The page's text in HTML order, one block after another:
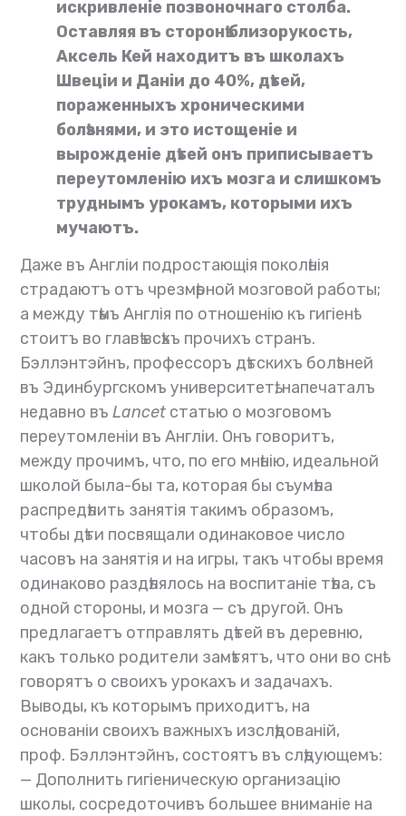
искривленіе позвоночнаго столба.
Оставляя въ сторонѣ близорукость,
Аксель Кей находитъ въ школахъ
Швеціи и Даніи до 40%, дѣтей,
пораженныхъ хроническими
болѣзнями, и это истощеніе и
вырожденіе дѣтей онъ приписываетъ
переутомленію ихъ мозга и слишкомъ
труднымъ урокамъ, которыми ихъ
мучаютъ.
Даже въ Англіи подростающія поколѣнія
страдаютъ отъ чрезмѣрной мозговой работы;
а между тѣмъ Англія по отношенію къ гигіенѣ
стоитъ во главѣ всѣхъ прочихъ странъ.
Бэллэнтэйнъ, профессоръ дѣтскихъ болѣзней
въ Эдинбургскомъ университетѣ, напечаталъ
недавно въLancet статью о мозговомъ
переутомленіи въ Англіи. Онъ говоритъ,
между прочимъ, что, по его мнѣнію, идеальной
школой была-бы та, которая бы съумѣла
распредѣлить занятія такимъ образомъ,
чтобы дѣти посвящали одинаковое число
часовъ на занятія и на игры, такъ чтобы время
одинаково раздѣлялось на воспитаніе тѣла, съ
одной стороны, и мозга — съ другой. Онъ
предлагаетъ отправлять дѣтей въ деревню,
какъ только родители замѣтятъ, что они во снѣ
говорятъ о своихъ урокахъ и задачахъ.
Выводы, къ которымъ приходитъ, на
основаніи своихъ важныхъ изслѣдованій,
проф. Бэллэнтэйнъ, состоятъ въ слѣдующемъ:
— Дополнить гигіеническую организацію
школы, сосредоточивъ большее вниманіе на